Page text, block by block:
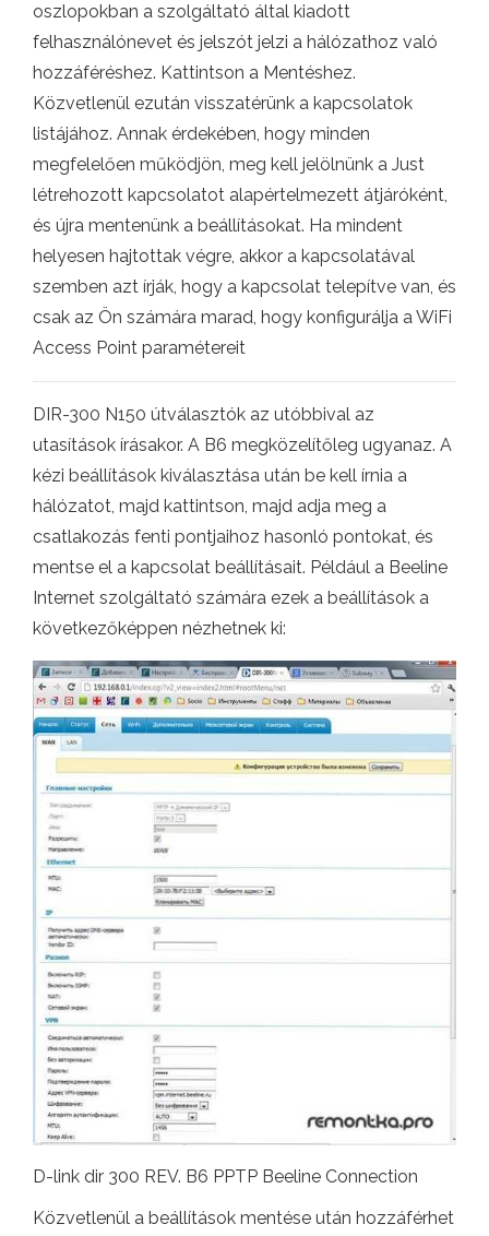
oszlopokban a szolgáltató által kiadott
felhasználónevet és jelszót jelzi a hálózathoz való
hozzáféréshez. Kattintson a Mentéshez.
Közvetlenül ezután visszatérünk a kapcsolatok
listájához. Annak érdekében, hogy minden
megfelelően működjön, meg kell jelölnünk a Just
létrehozott kapcsolatot alapértelmezett átjáróként,
és újra mentenünk a beállításokat. Ha mindent
helyesen hajtottak végre, akkor a kapcsolatával
szemben azt írják, hogy a kapcsolat telepítve van, és
csak az Ön számára marad, hogy konfigurálja a WiFi
Access Point paramétereit
DIR-300 N150 útválasztók az utóbbival az
utasítások írásakor. A B6 megközelítőleg ugyanaz. A
kézi beállítások kiválasztása után be kell írnia a
hálózatot, majd kattintson, majd adja meg a
csatlakozás fenti pontjaihoz hasonló pontokat, és
mentse el a kapcsolat beállításait. Például a Beeline
Internet szolgáltató számára ezek a beállítások a
következőképpen nézhetnek ki:
D-link dir 300 REV. B6 PPTP Beeline Connection
Közvetlenül a beállítások mentése után hozzáférhet